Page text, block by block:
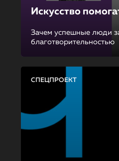
Искусство
Зачем успешные люди
благотворительностью
СПЕЦПРОЕКТ